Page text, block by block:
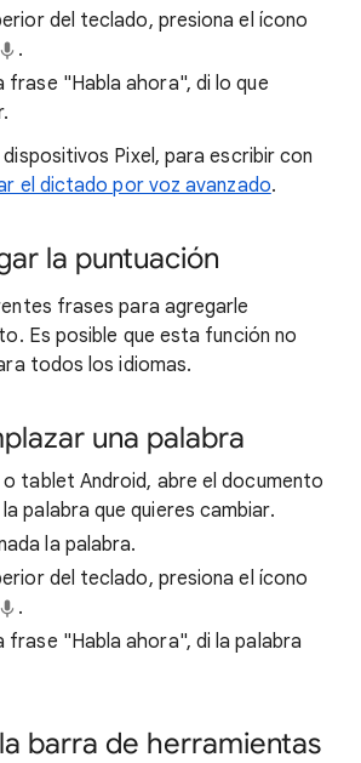
del teclado, presiona el ícono
.
frase "Habla ahora", di lo que
dispositivos Pixel, para escribir con
el dictado por voz avanzado.
la puntuación
frases para agregarle
Es posible que esta función no
todos los idiomas.
una palabra
tablet Android, abre el documento
palabra que quieres cambiar.
la palabra.
del teclado, presiona el ícono
.
frase "Habla ahora", di la palabra
barra de herramientas